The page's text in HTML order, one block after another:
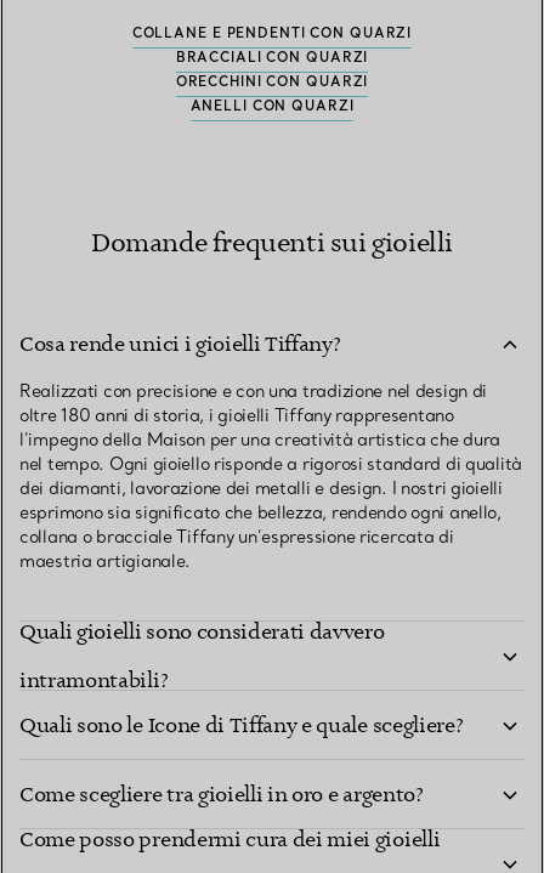
COLLANE E PENDENTI CON QUARZI
BRACCIALI CON QUARZI
ORECCHINI CON QUARZI
ANELLI CON QUARZI
Domande frequenti sui gioielli
Cosa rende unici i gioielli Tiffany?
Realizzati con precisione e con una tradizione nel design di
oltre 180 anni di storia, i gioielli Tiffany rappresentano
l’impegno della Maison per una creatività artistica che dura
nel tempo. Ogni gioiello risponde a rigorosi standard di qualità
dei diamanti, lavorazione dei metalli e design. I nostri gioielli
esprimono sia significato che bellezza, rendendo ogni anello,
collana o bracciale Tiffany un’espressione ricercata di
maestria artigianale.
Quali gioielli sono considerati davvero
intramontabili?
Quali sono le Icone di Tiffany e quale scegliere?
Come scegliere tra gioielli in oro e argento?
Come posso prendermi cura dei miei gioielli